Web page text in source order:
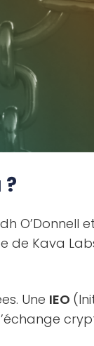
O’Donnell
de Kava
Une IEO